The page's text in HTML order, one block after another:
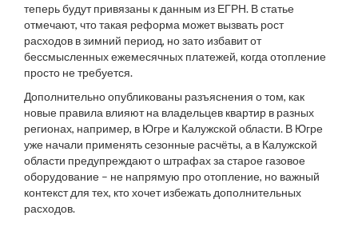
теперь будут привязаны к данным из ЕГРН. В статье
отмечают, что такая реформа может вызвать рост
расходов в зимний период, но зато избавит от
бессмысленных ежемесячных платежей, когда отопление
просто не требуется.
Дополнительно опубликованы разъяснения о том, как
новые правила влияют на владельцев квартир в разных
регионах, например, в Югре и Калужской области. В Югре
уже начали применять сезонные расчёты, а в Калужской
области предупреждают о штрафах за старое газовое
оборудование – не напрямую про отопление, но важный
контекст для тех, кто хочет избежать дополнительных
расходов.